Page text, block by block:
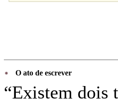
O ato de escrever
“Existem dois